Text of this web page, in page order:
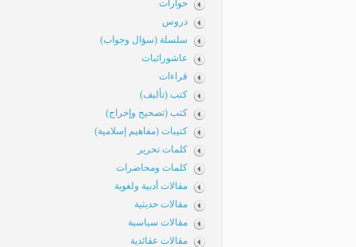
حوارات
دروس
سلسلة (سؤال وجواب)
عاشورائيات
قراءات
كتب (تأليف)
كتب (تصحيح وإخراج)
كتيبات (مفاهيم إسلامية)
كلمات تحرير
كلمات ومحاضرات
مقالات أدبية ولغوية
مقالات حديثية
مقالات سياسية
مقالات عقائدية